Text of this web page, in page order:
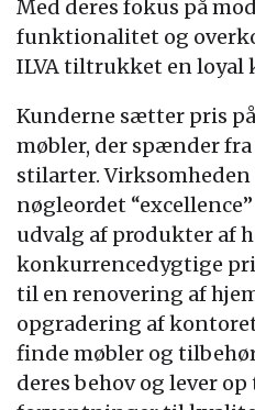
Med deres fokus på
funktionalitet og
ILVA tiltrukket en loyal
Kunderne sætter pris
møbler, der spænder
stilarter.
nøgleordet
udvalg af produkter af
konkurrencedygtige
til en renovering af
opgradering af
finde møbler og
deres behov og lever